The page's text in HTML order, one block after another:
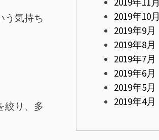
う気持ち
絞り、多
2019年10月
2019年9月
2019年8月
2019年7月
2019年6月
2019年5月
2019年4月